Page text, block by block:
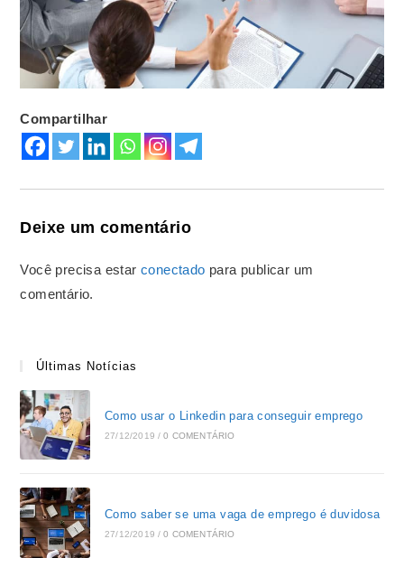
Compartilhar
Deixe um comentário
Você precisa estarconectado para publicar um
comentário.
Últimas Notícias
Como usar o Linkedin para conseguir emprego
27/12/2019 / 0 COMENTÁRIO
Como saber se uma vaga de emprego é duvidosa
27/12/2019 / 0 COMENTÁRIO